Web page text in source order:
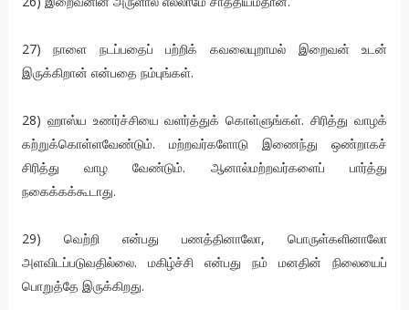
27) நாளை நடப்பதைப் பற்றிக் கவலையுறாமல் இறைவன் உடன்
இருக்கிறான் என்பதை நம்புங்கள்.
28) ஹாஸ்ய உணர்ச்சியை வளர்த்துக் கொள்ளுங்கள். சிரித்து வாழக்
கற்றுக்கொள்ளவேண்டும். மற்றவர்களோடு இணைந்து ஒண்றாகச்
சிரித்து வாழ வேண்டும். ஆனால்மற்றவர்களைப் பார்த்து
நகைக்கக்கூடாது.
29) வெற்றி என்பது பணத்தினாலோ, பொருள்களினாலோ
அளவிடப்படுவதில்லை. மகிழ்ச்சி என்பது நம் மனதின் நிலையைப்
பொறுத்தே இருக்கிறது.